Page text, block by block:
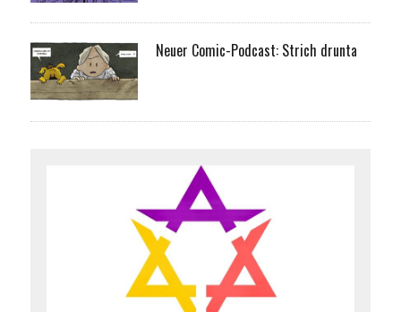
Neuer Comic-Podcast: Strich drunta